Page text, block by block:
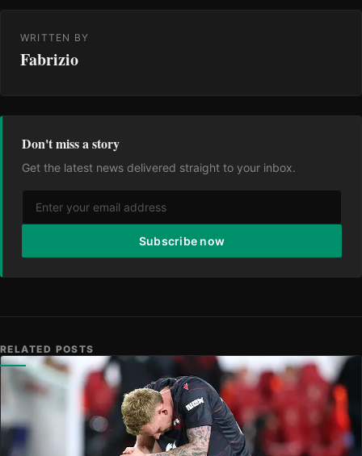
WRITTEN BY
Fabrizio
Don't miss a story
Get the latest news delivered straight to your inbox.
Subscribe now
RELATED POSTS